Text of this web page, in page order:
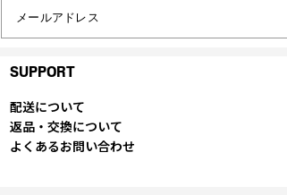
メールアドレス
SUPPORT
配送について
返品・交換について
よくあるお問い合わせ